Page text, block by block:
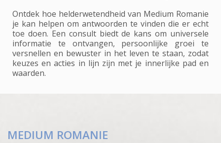
Ontdek hoe helderwetendheid van Medium Romanie
je kan helpen om antwoorden te vinden die er echt
toe doen. Een consult biedt de kans om universele
informatie te ontvangen, persoonlijke groei te
versnellen en bewuster in het leven te staan, zodat
keuzes en acties in lijn zijn met je innerlijke pad en
waarden.
MEDIUM ROMANIE